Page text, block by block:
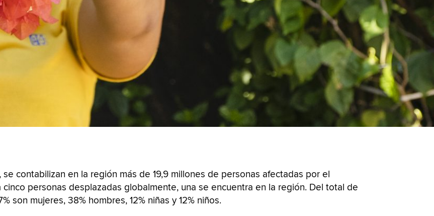
contabilizan en la región más de 19,9 millones de personas afectadas por el
personas desplazadas globalmente, una se encuentra en la región. Del total de
son mujeres, 38% hombres, 12% niñas y 12% niños.